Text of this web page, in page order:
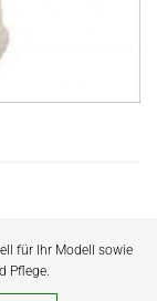
für Ihr Modell sowie
Pflege.